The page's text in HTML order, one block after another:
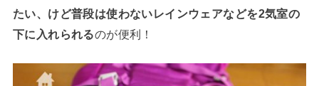
たい、けど普段は使わないレインウェアなどを2気室の
下に入れられるのが便利！